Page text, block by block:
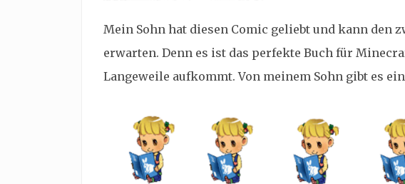
Mein Sohn hat diesen Comic geliebt und kann den
erwarten. Denn es ist das perfekte Buch für
Langeweile aufkommt. Von meinem Sohn gibt es